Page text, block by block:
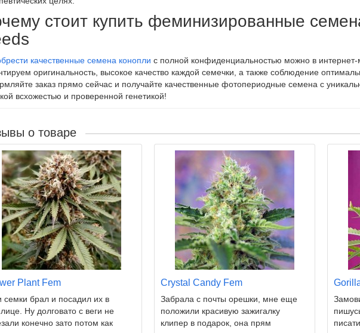
стоит купить феминизированные
качественные семена конопли с полной конфиденциальностью можно в
оригинальность, высокое качество каждой семечки, а также соблюдение
заказ прямо сейчас и получайте качественные фотопериодные семена с
всхожестью и проверенной генетикой!
о товаре
Plant Fem
семки брал и посадил их в
Ну долговато с веги не
конечно зато потом как
Crystal Candy Fem
Забрала с почты орешки, мне еще
положили красивую зажигалку
клипер в подарок, она прям